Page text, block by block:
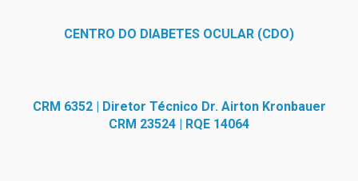
CENTRO DO DIABETES OCULAR (CDO)
CRM 6352 | Diretor Técnico Dr. Airton Kronbauer
CRM 23524 | RQE 14064